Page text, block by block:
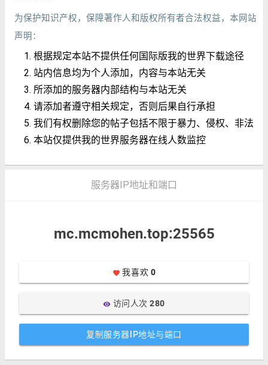
为保护知识产权，保障著作人和版权所有者合法权益，本网站
声明：
根据规定本站不提供任何国际版我的世界下载途径
站内信息均为个人添加，内容与本站无关
所添加的服务器内部结构与本站无关
请添加者遵守相关规定，否则后果自行承担
我们有权删除您的帖子包括不限于暴力、侵权、非法
本站仅提供我的世界服务器在线人数监控
服务器IP地址和端口
mc.mcmohen.top:25565
favorite 我喜欢 0
visibility访问人次280
复制服务器IP地址与端口